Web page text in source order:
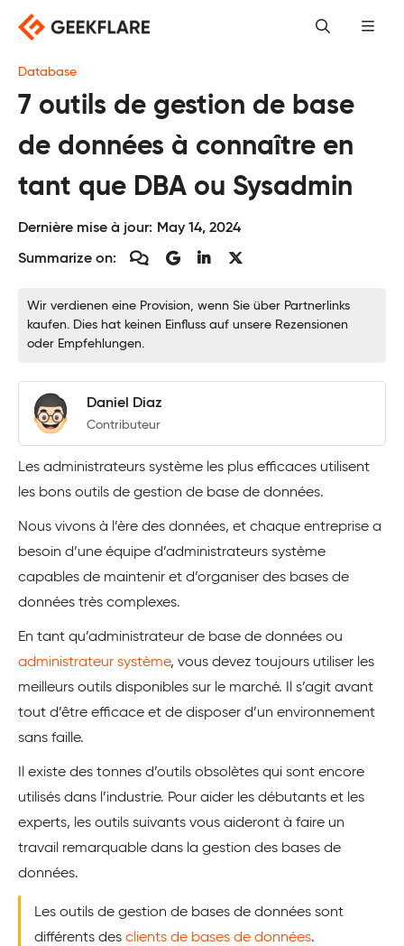
Skip
content
Database
7 outils de gestion de base
de données à connaître en
tant que DBA ou Sysadmin
Dernière mise à jour: May 14, 2024
Summarize on:
Wir verdienen eine Provision, wenn Sie über Partnerlinks
kaufen. Dies hat keinen Einfluss auf unsere Rezensionen
oder Empfehlungen.
Daniel Diaz
Contributeur
Les administrateurs système les plus efficaces utilisent
les bons outils de gestion de base de données.
Nous vivons à l’ère des données, et chaque entreprise a
besoin d’une équipe d’administrateurs système
capables de maintenir et d’organiser des bases de
données très complexes.
En tant qu’administrateur de base de données ou
administrateur système, vous devez toujours utiliser les
meilleurs outils disponibles sur le marché. Il s’agit avant
tout d’être efficace et de disposer d’un environnement
sans faille.
Il existe des tonnes d’outils obsolètes qui sont encore
utilisés dans l’industrie. Pour aider les débutants et les
experts, les outils suivants vous aideront à faire un
travail remarquable dans la gestion des bases de
données.
Les outils de gestion de bases de données sont
différents des clients de bases de données.